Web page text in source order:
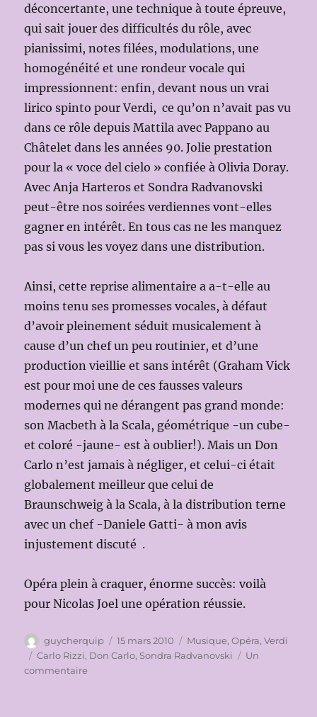
déconcertante, une technique à toute épreuve,
qui sait jouer des difficultés du rôle, avec
pianissimi, notes filées, modulations, une
homogénéité et une rondeur vocale qui
impressionnent: enfin, devant nous un vrai
lirico spinto pour Verdi, ce qu’on n’avait pas vu
dans ce rôle depuis Mattila avec Pappano au
Châtelet dans les années 90. Jolie prestation
pour la « voce del cielo » confiée à Olivia Doray.
Avec Anja Harteros et Sondra Radvanovski
peut-être nos soirées verdiennes vont-elles
gagner en intérêt. En tous cas ne les manquez
pas si vous les voyez dans une distribution.
Ainsi, cette reprise alimentaire a a-t-elle au
moins tenu ses promesses vocales, à défaut
d’avoir pleinement séduit musicalement à
cause d’un chef un peu routinier, et d’une
production vieillie et sans intérêt (Graham Vick
est pour moi une de ces fausses valeurs
modernes qui ne dérangent pas grand monde:
son Macbeth à la Scala, géométrique -un cube-
et coloré -jaune- est à oublier!). Mais un Don
Carlo n’est jamais à négliger, et celui-ci était
globalement meilleur que celui de
Braunschweig à la Scala, à la distribution terne
avec un chef -Daniele Gatti- à mon avis
injustement discuté .
Opéra plein à craquer, énorme succès: voilà
pour Nicolas Joel une opération réussie.
Auteur
guycherquip
Publié
le
15 mars 2010 Catégories
Musique,Opéra,Verdi
Étiquettes
Carlo Rizzi, Don Carlo, Sondra Radvanovski
Un
commentairesur